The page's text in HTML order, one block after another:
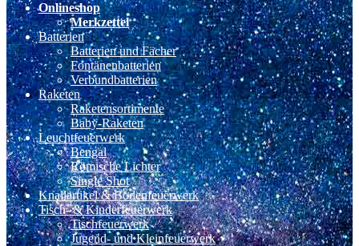
Onlineshop
Merkzettel
Batterien
Batterien und Fächer
Fontänenbatterien
Verbundbatterien
Raketen
Raketensortimente
Baby-Raketen
Leuchtfeuerwerk
Bengal
Römische Lichter
Single Shot
Knallartikel & Bodenfeuerwerk
Tisch- & Kinderfeuerwerk
Tischfeuerwerk
Jugend- und Kleinfeuerwerk